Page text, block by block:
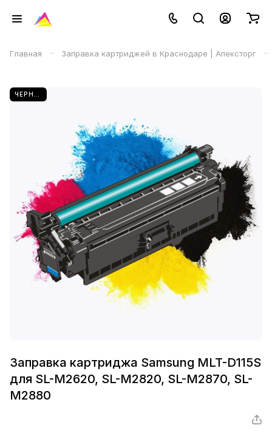
Главная – Заправка картриджей в Краснодаре | Апексторг –
Заправка картриджа Samsung MLT-D115S
для SL-M2620, SL-M2820, SL-M2870, SL-
M2880